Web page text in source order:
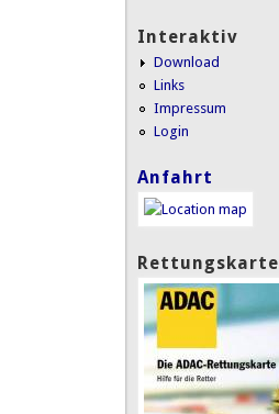
Interaktiv
Download
Links
Impressum
Login
Anfahrt
Rettungskarte